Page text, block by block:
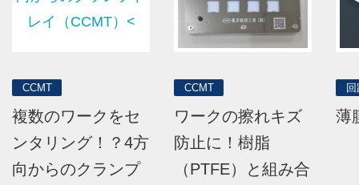
CCMT
ワークの擦れキズ
防止に！樹脂
（PTFE）と組み合
回路基板
薄膜回路基板 厚